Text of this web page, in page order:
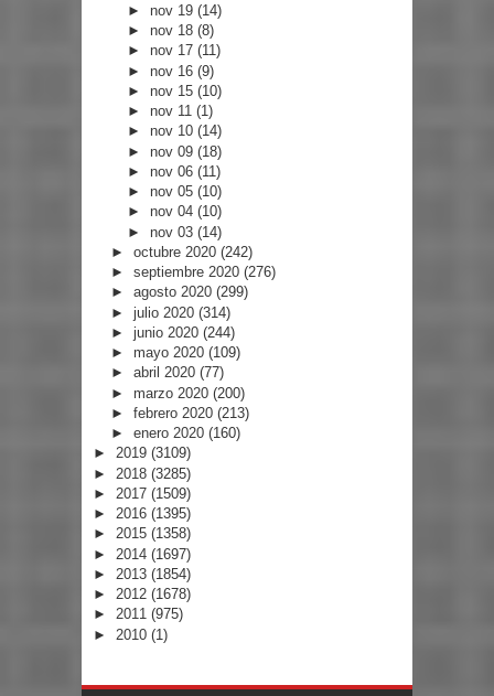
► nov 19(14)
► nov 18(8)
► nov 17(11)
► nov 16(9)
► nov 15(10)
► nov 11(1)
► nov 10(14)
► nov 09(18)
► nov 06(11)
► nov 05(10)
► nov 04(10)
► nov 03(14)
► octubre 2020 (242)
► septiembre 2020 (276)
► agosto 2020 (299)
► julio 2020 (314)
► junio 2020 (244)
► mayo 2020 (109)
► abril 2020 (77)
► marzo 2020 (200)
► febrero 2020 (213)
► enero 2020 (160)
► 2019 (3109)
► 2018 (3285)
► 2017 (1509)
► 2016 (1395)
► 2015 (1358)
► 2014 (1697)
► 2013 (1854)
► 2012 (1678)
► 2011 (975)
► 2010 (1)